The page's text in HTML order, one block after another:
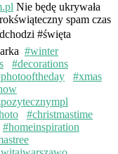
Nie będę ukrywała
spam czas
#święta
#winter
#decorations
#xmas
#christmastime
#homeinspiration